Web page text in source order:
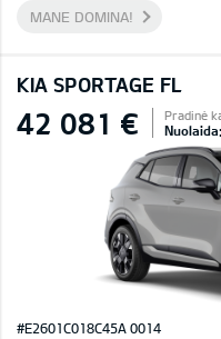
MANE DOMINA!
KIA SPORTAGE FL
42 081 € Pradinė
#E2601C018C45A 0014